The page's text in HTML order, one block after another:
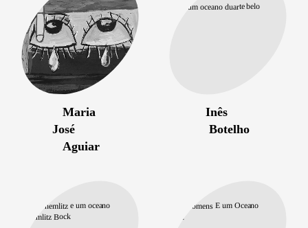
Maria
José
Aguiar
Inês
Botelho